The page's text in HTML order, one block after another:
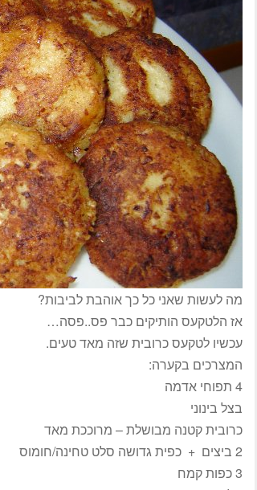
מה לעשות שאני כל כך אוהבת לביבות?
אז הלטקעס הותיקים כבר פס..פסה…
עכשיו לטקעס כרובית שזה מאד טעים.
המצרכים בקערה:
4 תפוחי אדמה
בצל בינוני
כרובית קטנה מבושלת – מרוככת מאד
2 ביצים + כפית גדושה סלט טחינה/חומוס
3 כפות קמח